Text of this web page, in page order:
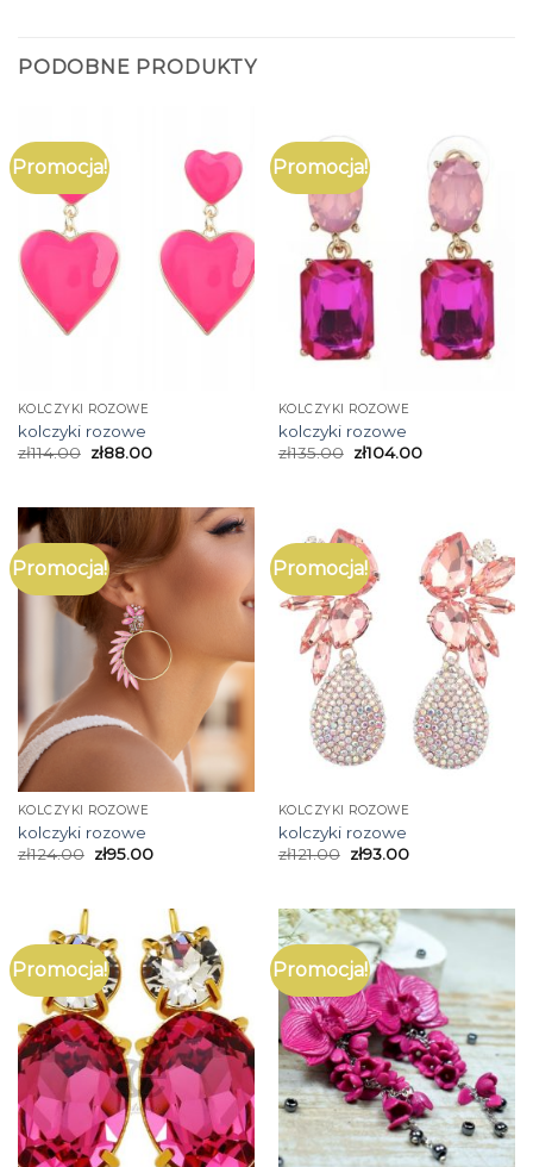
PODOBNE PRODUKTY
Promocja!
KOLCZYKI ROZOWE
kolczyki rozowe
zł114.00 zł88.00
Promocja!
KOLCZYKI ROZOWE
kolczyki rozowe
zł135.00 zł104.00
Promocja!
KOLCZYKI ROZOWE
kolczyki rozowe
zł124.00 zł95.00
Promocja!
KOLCZYKI ROZOWE
kolczyki rozowe
zł121.00 zł93.00
Promocja! Promocja!